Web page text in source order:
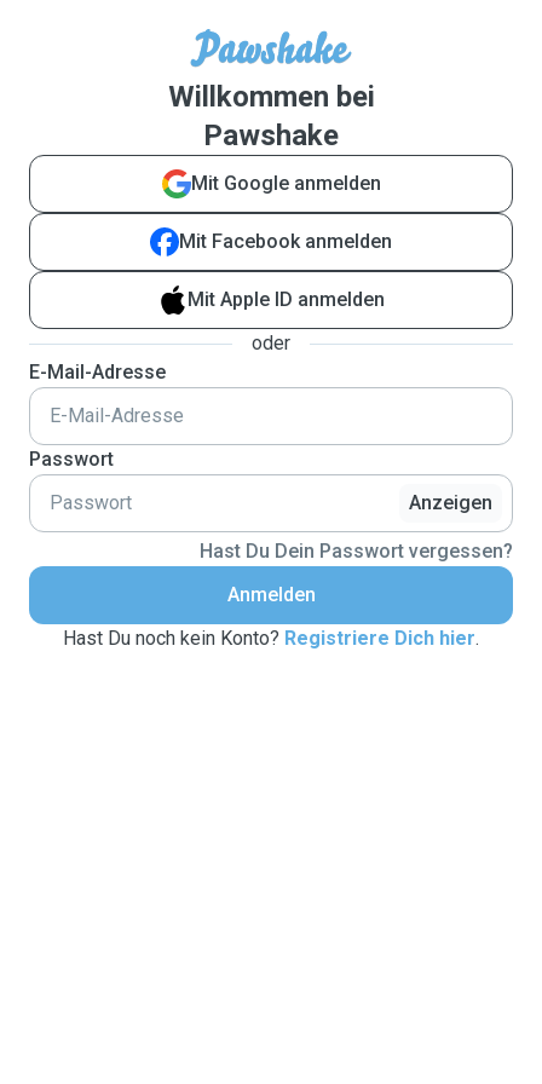
Willkommen bei
Pawshake
Mit Google anmelden
Mit Facebook anmelden
Mit Apple ID anmelden
oder
E-Mail-Adresse
Passwort
Anzeigen
Hast Du Dein Passwort vergessen?
Anmelden
Hast Du noch kein Konto? Registriere Dich hier.